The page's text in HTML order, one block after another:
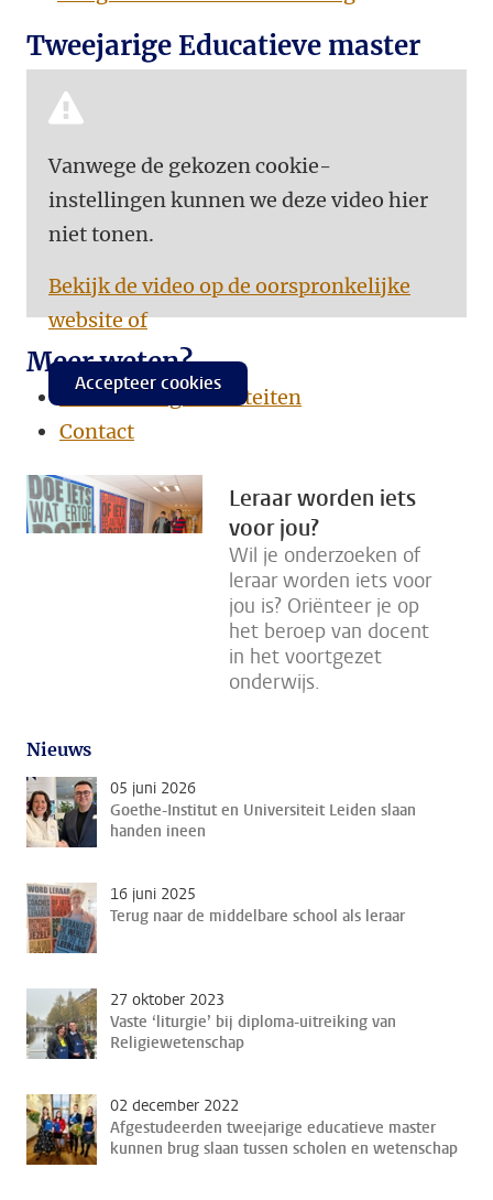
Tweejarige Educatieve master
Vanwege de gekozen cookie-
instellingen kunnen we deze video hier
niet tonen.
Bekijk de video op de oorspronkelijke
website of
Accepteer cookies
Meer weten?
Voorlichtingsactiviteiten
Contact
Leraar worden iets
voor jou?
Wil je onderzoeken of
leraar worden iets voor
jou is? Oriënteer je op
het beroep van docent
in het voortgezet
onderwijs.
Nieuws
05 juni 2026
Goethe-Institut en Universiteit Leiden slaan
handen ineen
16 juni 2025
Terug naar de middelbare school als leraar
27 oktober 2023
Vaste ‘liturgie’ bij diploma-uitreiking van
Religiewetenschap
02 december 2022
Afgestudeerden tweejarige educatieve master
kunnen brug slaan tussen scholen en wetenschap